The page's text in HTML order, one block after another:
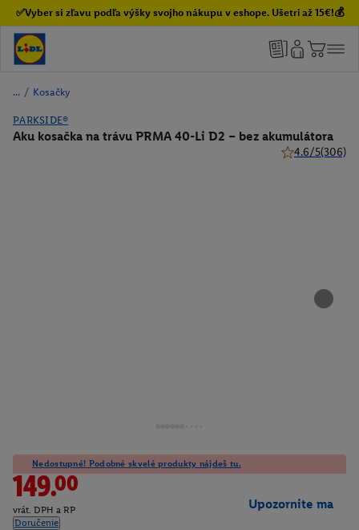
✅Vyber si zľavu podľa výšky svojho nákupu v eshope. Ušetri až 15€!💰
/ Kosačky
PARKSIDE®
Aku kosačka na trávu PRMA 40-Li D2 – bez akumulátora
4.6/5(306)
Nedostupné! Podobné skvelé produkty nájdeš tu.
149.00
vrát. DPH a RP
Doručenie
Upozornite ma